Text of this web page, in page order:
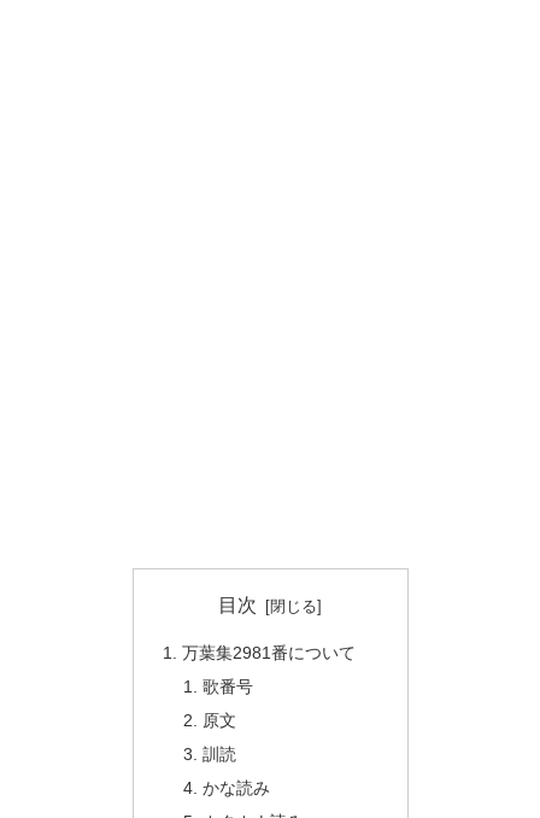
目次
万葉集2981番について
歌番号
原文
訓読
かな読み